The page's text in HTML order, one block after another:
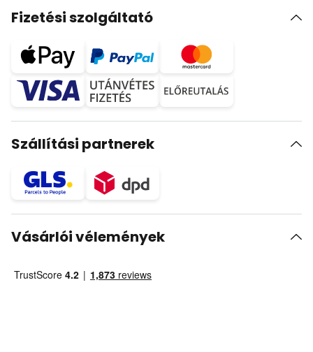
Fizetési szolgáltató
Szállítási partnerek
Vásárlói vélemények